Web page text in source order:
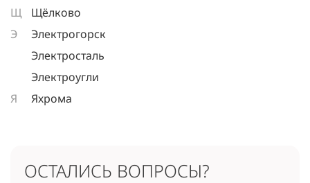
Щ
Щёлково
Э
Электрогорск
Электросталь
Электроугли
Я
Яхрома
ОСТАЛИСЬ ВОПРОСЫ?